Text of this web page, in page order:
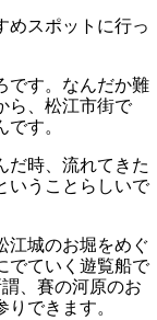
めスポットに行っ
です。なんだか難
ら、松江市街で
す。
だ時、流れてきた
いうことらしいで
江城のお堀をめぐ
でていく遊覧船で
、賽の河原のお
できます。